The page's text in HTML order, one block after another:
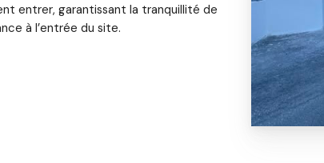
entrer, garantissant la tranquillité de
à l’entrée du site.